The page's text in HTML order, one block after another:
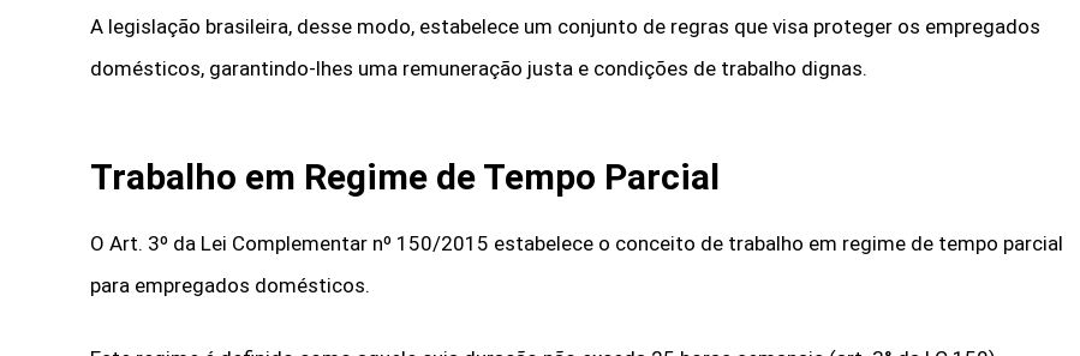
A legislação brasileira, desse modo, estabelece um conjunto de regras que visa proteger os empregados
domésticos, garantindo-lhes uma remuneração justa e condições de trabalho dignas.
Trabalho em Regime de Tempo Parcial
O Art. 3º da Lei Complementar nº 150/2015 estabelece o conceito de trabalho em regime de tempo parcial
para empregados domésticos.